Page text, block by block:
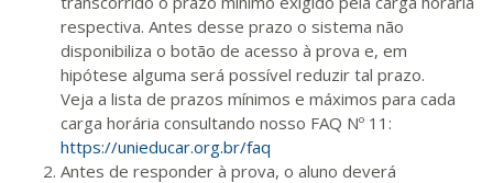
respectiva. Antes desse prazo o sistema não
disponibiliza o botão de acesso à prova e, em
hipótese alguma será possível reduzir tal prazo.
Veja a lista de prazos mínimos e máximos para cada
carga horária consultando nosso FAQ Nº 11:
https://unieducar.org.br/faq
Antes de responder à prova, o aluno deverá